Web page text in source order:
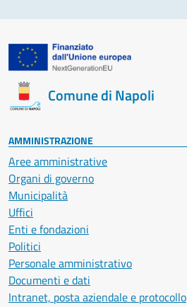
Comune di Napoli
AMMINISTRAZIONE
Aree amministrative
Organi di governo
Municipalità
Uffici
Enti e fondazioni
Politici
Personale amministrativo
Documenti e dati
Intranet, posta aziendale e protocollo